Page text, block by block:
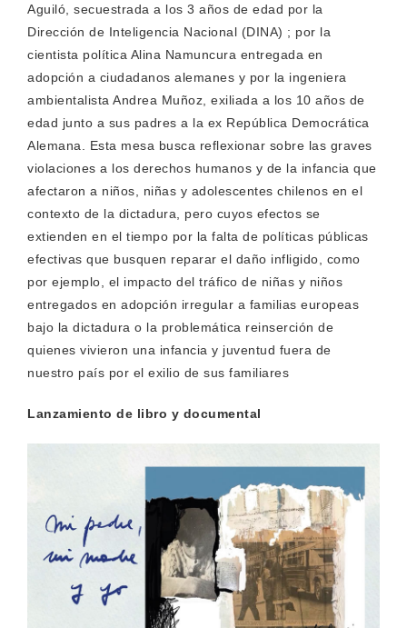
Aguiló, secuestrada a los 3 años de edad por la
Dirección de Inteligencia Nacional (DINA) ; por la
cientista política Alina Namuncura entregada en
adopción a ciudadanos alemanes y por la ingeniera
ambientalista Andrea Muñoz, exiliada a los 10 años de
edad junto a sus padres a la ex República Democrática
Alemana. Esta mesa busca reflexionar sobre las graves
violaciones a los derechos humanos y de la infancia que
afectaron a niños, niñas y adolescentes chilenos en el
contexto de la dictadura, pero cuyos efectos se
extienden en el tiempo por la falta de políticas públicas
efectivas que busquen reparar el daño infligido, como
por ejemplo, el impacto del tráfico de niñas y niños
entregados en adopción irregular a familias europeas
bajo la dictadura o la problemática reinserción de
quienes vivieron una infancia y juventud fuera de
nuestro país por el exilio de sus familiares
Lanzamiento de libro y documental